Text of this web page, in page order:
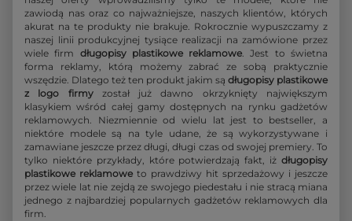
zawiodą nas oraz co najważniejsze, naszych klientów, których
akurat na te produkty nie brakuje. Rokrocznie wypuszczamy z
naszej linii produkcyjnej tysiące realizacji na zamówione przez
wiele firm długopisy plastikowe reklamowe. Jest to świetna
forma reklamy, którą możemy zabrać ze sobą praktycznie
wszędzie. Dlatego też ten produkt jakim są długopisy plastikowe
z logo firmyzostał już dawno okrzyknięty największym
klasykiem wśród całej gamy dostępnych na rynku gadżetów
reklamowych. Niezmiennie od wielu lat jest to bestseller, a
niektóre modele są na tyle udane, że są wykorzystywane i
zamawiane jeszcze przez długi, długi czas od swojej premiery. To
tylko niektóre przykłady, które potwierdzają fakt, iż długopisy
plastikowe reklamowe to prawdziwy hit sprzedażowy i jeszcze
przez wiele lat nie zejdą ze swojego piedestału i nie stracą miana
jednego z najbardziej popularnych gadżetów reklamowych dla
firm.